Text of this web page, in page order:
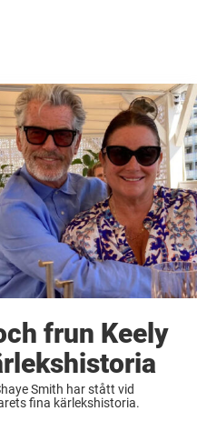
frun Keely
Smith har stått vid
fina kärlekshistoria.